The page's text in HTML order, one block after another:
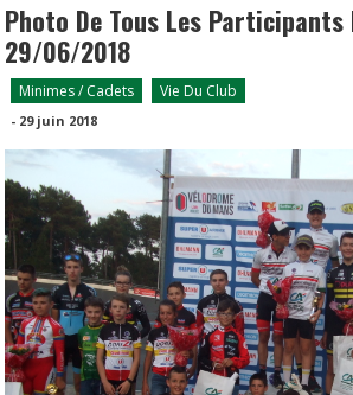
Photo De Tous Les Participants
29/06/2018
Minimes / Cadets Vie Du Club
- 29 juin 2018